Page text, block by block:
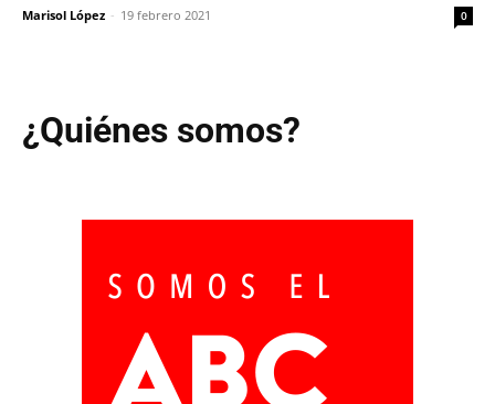
Marisol López - 19 febrero 2021 0
¿Quiénes somos?